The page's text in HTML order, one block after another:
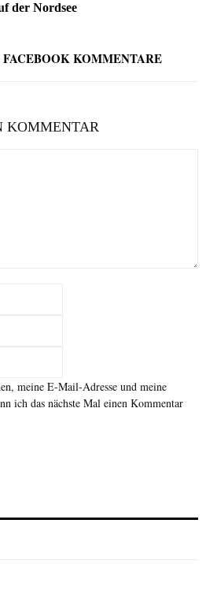
der Nordsee
FACEBOOK KOMMENTARE
KOMMENTAR
meine E-Mail-Adresse und meine
ich das nächste Mal einen Kommentar